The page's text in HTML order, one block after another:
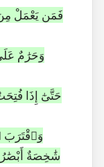
شَٰخِصَةٌ أَبْصَٰرُ